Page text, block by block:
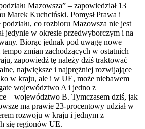
Mazowsza” – zapowiedział 13
Marek Kuchciński. Pomysł Prawa i
co rozbioru Mazowsza nie jest
jedynie w okresie przedwyborczym i na
Biorąc jednak pod uwagę nowe
zmian zachodzących w ostatnich
zapowiedź tę należy dziś traktować
największe i najprężniej rozwijające
w kraju, ale i w UE, może niebawem
województwo A i jedno z
– województwo B. Tymczasem dziś, jak
ma prawie 23-procentowy udział w
rozwoju w kraju i jednym z
się regionów UE.